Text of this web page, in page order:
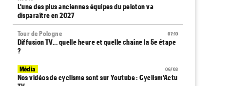
L'une des plus anciennes équipes du peloton va
disparaître en 2027
07:10
Tour de Pologne
Diffusion TV... quelle heure et quelle chaîne la 5e étape
?
06/08
Média
Nos vidéos de cyclisme sont sur Youtube : Cyclism'Actu